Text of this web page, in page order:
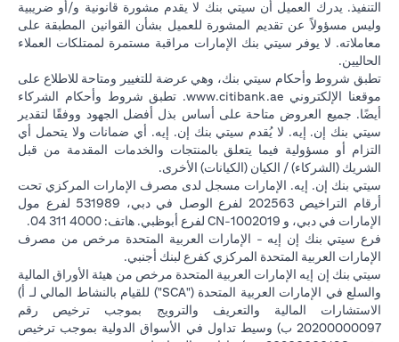
التنفيذ. يدرك العميل أن سيتي بنك لا يقدم مشورة قانونية و/أو ضريبية
وليس مسؤولاً عن تقديم المشورة للعميل بشأن القوانين المطبقة على
معاملاته. لا يوفر سيتي بنك الإمارات مراقبة مستمرة لممتلكات العملاء
الحاليين.
تطبق شروط وأحكام سيتي بنك، وهي عرضة للتغيير ومتاحة للاطلاع على
موقعنا الإلكتروني www.citibank.ae
(opens in a new tab). تطبق شروط وأحكام الشركاء
أيضًا. جميع العروض متاحة على أساس بذل أفضل الجهود ووفقًا لتقدير
سيتي بنك إن. إيه. لا يُقدم سيتي بنك إن. إيه. أي ضمانات ولا يتحمل أي
التزام أو مسؤولية فيما يتعلق بالمنتجات والخدمات المقدمة من قبل
الشريك (الشركاء) / الكيان (الكيانات) الأخرى.
سيتي بنك إن. إيه. الإمارات مسجل لدى مصرف الإمارات المركزي تحت
أرقام التراخيص 202563 لفرع الوصل في دبي، 531989 لفرع مول
الإمارات في دبي، و CN-1002019 لفرع أبوظبي. هاتف: 4000 311 04.
فرع سيتي بنك إن إيه - الإمارات العربية المتحدة مرخص من مصرف
الإمارات العربية المتحدة المركزي كفرع لبنك أجنبي.
سيتي بنك إن إيه الإمارات العربية المتحدة مرخص من هيئة الأوراق المالية
والسلع في الإمارات العربية المتحدة ("SCA") للقيام بالنشاط المالي لـ أ)
الاستشارات المالية والتعريف والترويج بموجب ترخيص رقم
20200000097 ب) وسيط تداول في الأسواق الدولية بموجب ترخيص